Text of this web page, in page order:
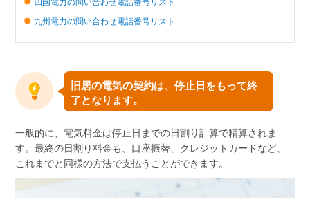
九州電力の問い合わせ電話番号リスト
旧居の電気の契約は、停止日をもって終
了となります。
一般的に、電気料金は停止日までの日割り計算で精算されま
す。最終の日割り料金も、口座振替、クレジットカードなど、
これまでと同様の方法で支払うことができます。